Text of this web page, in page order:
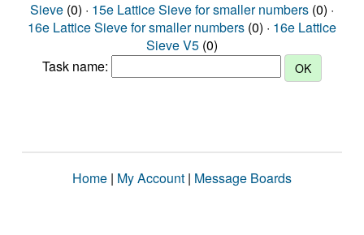
Sieve (0) · 15e Lattice Sieve for smaller numbers (0) ·
16e Lattice Sieve for smaller numbers (0) · 16e Lattice
Sieve V5 (0)
Task name:
Home | My Account | Message Boards